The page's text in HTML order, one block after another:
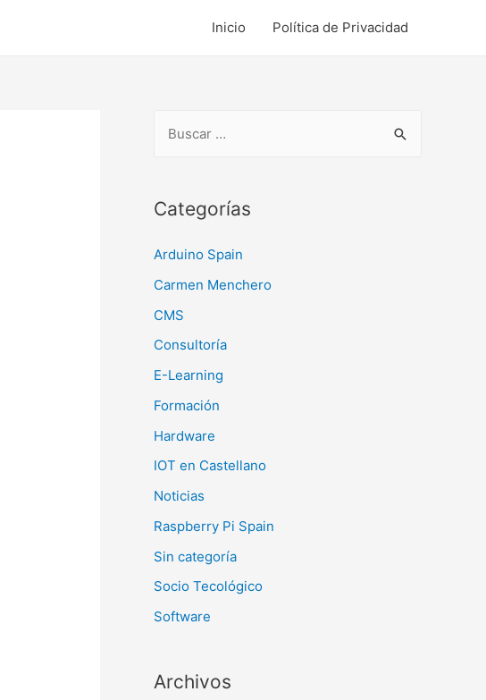
Inicio Política de Privacidad
c
r
:
Categorías
Arduino Spain
Carmen Menchero
CMS
Consultoría
E-Learning
Formación
Hardware
IOT en Castellano
Noticias
Raspberry Pi Spain
Sin categoría
Socio Tecológico
Software
Archivos